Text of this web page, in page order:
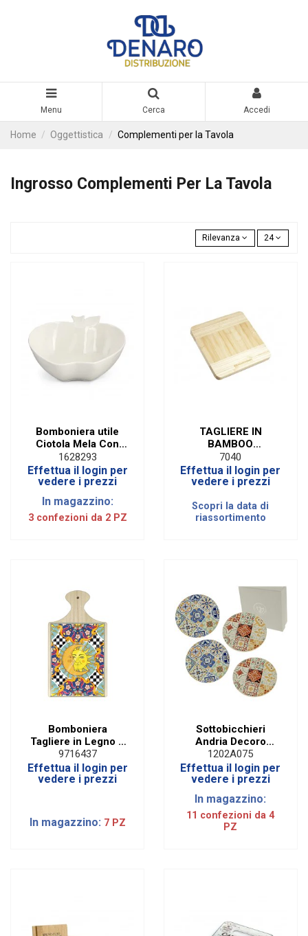
Menu Cerca Accedi
Home Oggettistica Complementi per la Tavola
Ingrosso Complementi Per La Tavola
Rilevanza 24
Bomboniera utile
Ciotola Mela Con
Scatola (2 pz)
1628293
Effettua il login per
vedere i prezzi
In magazzino:
3 confezioni da 2 PZ
TAGLIERE IN
BAMBOO
NATURALE \"ISIDE\"
CM 20
7040
Effettua il login per
vedere i prezzi
Scopri la data di
riassortimento
Bomboniera
Tagliere in Legno e
Vetro Decoro Sole
Luna
9716437
Effettua il login per
vedere i prezzi
In magazzino: 7 PZ
Sottobicchieri
Andria Decoro
Maiolica Ø 11 cm (4
PZ)
1202A075
Effettua il login per
vedere i prezzi
In magazzino:
11 confezioni da 4
PZ